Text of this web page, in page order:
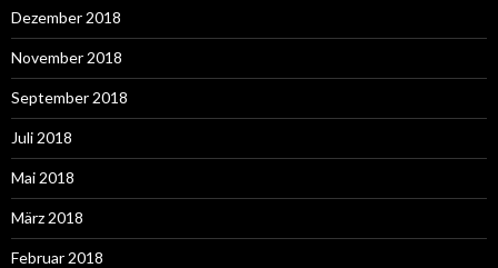
Dezember 2018
November 2018
September 2018
Juli 2018
Mai 2018
März 2018
Februar 2018